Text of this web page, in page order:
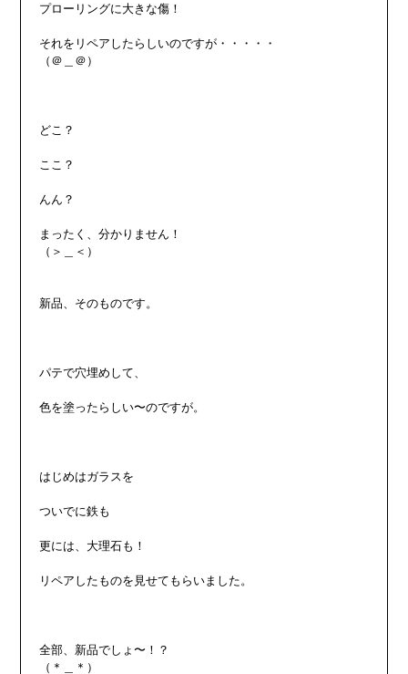
プローリングに大きな傷！
それをリペアしたらしいのですが・・・・・
（＠＿＠）
どこ？
ここ？
んん？
まったく、分かりません！
（＞＿＜）
新品、そのものです。
パテで穴埋めして、
色を塗ったらしい〜のですが。
はじめはガラスを
ついでに鉄も
更には、大理石も！
リペアしたものを見せてもらいました。
全部、新品でしょ〜！？
（＊＿＊）